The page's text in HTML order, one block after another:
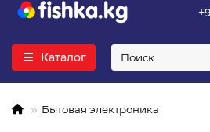
Каталог
Бытовая электроника